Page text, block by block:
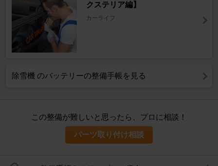
クステリア編】
カーライフ
除雪機 のバッテリーの整備手帳を見る
この整備が難しいと思ったら、プロに相談！
パーツ取り付け相談